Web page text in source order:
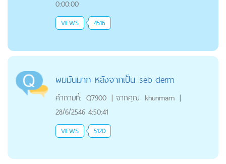
0:00:00
VIEWS 4516
ผมมันมาก หลังจากเป็น seb-derm
คำถามที่: Q7900 | จากคุณ khunmam |
28/6/2546 4:50:41
VIEWS 5120